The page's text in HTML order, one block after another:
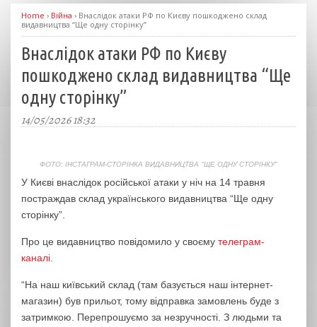
Home › Війна › Внаслідок атаки РФ по Києву пошкоджено склад
видавництва “Ще одну сторінку”
Внаслідок атаки РФ по Києву
пошкоджено склад видавництва “Ще
одну сторінку”
14/05/2026 18:32
ФОТО: ІНСТАГРАМ-СТОРІНКА ВИДАВНИЦТВА "ЩЕ ОДНУ СТОРІНКУ"
У Києві внаслідок російської атаки у ніч на 14 травня
постраждав склад українського видавництва “Ще одну
сторінку”.
Про це видавництво повідомило у своєму телеграм-
каналі
“На наш київський склад (там базується наш інтернет-
магазин) був прильот, тому відправка замовлень буде з
затримкою. Перепрошуємо за незручності. З людьми та